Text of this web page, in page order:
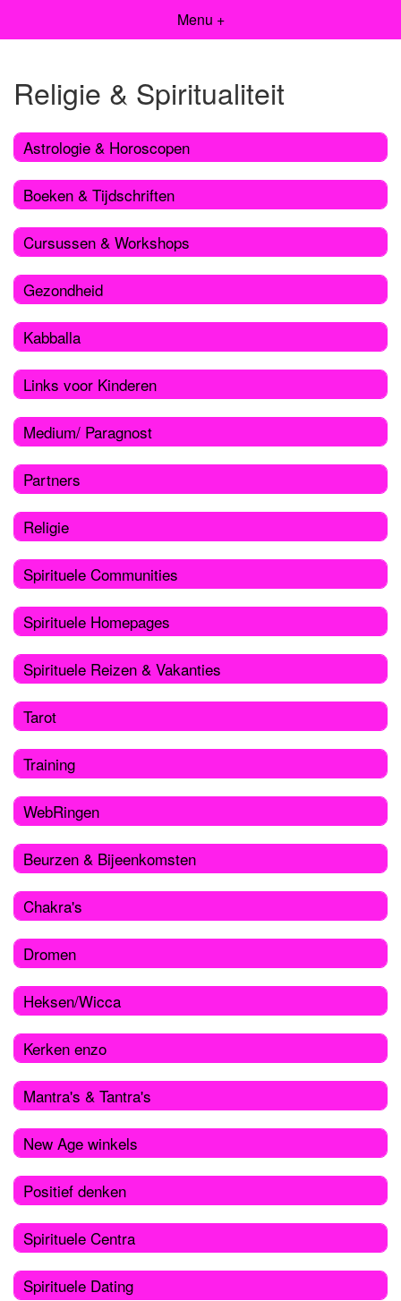
Menu +
Religie & Spiritualiteit
Astrologie & Horoscopen
Boeken & Tijdschriften
Cursussen & Workshops
Gezondheid
Kabballa
Links voor Kinderen
Medium/ Paragnost
Partners
Religie
Spirituele Communities
Spirituele Homepages
Spirituele Reizen & Vakanties
Tarot
Training
WebRingen
Beurzen & Bijeenkomsten
Chakra's
Dromen
Heksen/Wicca
Kerken enzo
Mantra's & Tantra's
New Age winkels
Positief denken
Spirituele Centra
Spirituele Dating